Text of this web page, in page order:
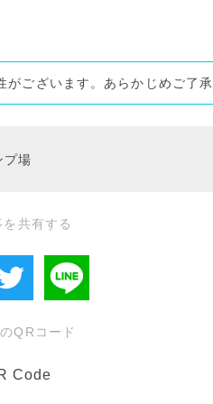
ございます。あらかじめご了承
プ場
を共有する
QRコード